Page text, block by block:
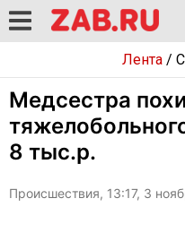
Лента/
Медсестра
8 тыс.р.
Происшествия, 13:17, 3